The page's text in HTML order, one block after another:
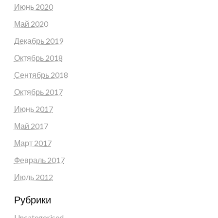
Июнь 2020
Май 2020
Декабрь 2019
Октябрь 2018
Сентябрь 2018
Октябрь 2017
Июнь 2017
Май 2017
Март 2017
Февраль 2017
Июль 2012
Рубрики